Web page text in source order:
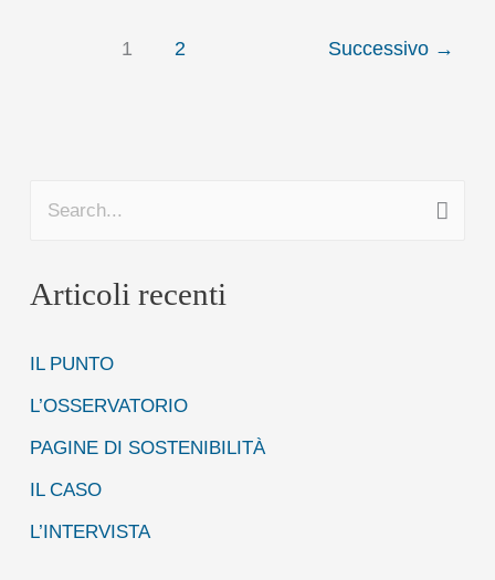
1 2 Successivo →
r
a
:
Articoli recenti
IL PUNTO
L’OSSERVATORIO
PAGINE DI SOSTENIBILITÀ
IL CASO
L’INTERVISTA